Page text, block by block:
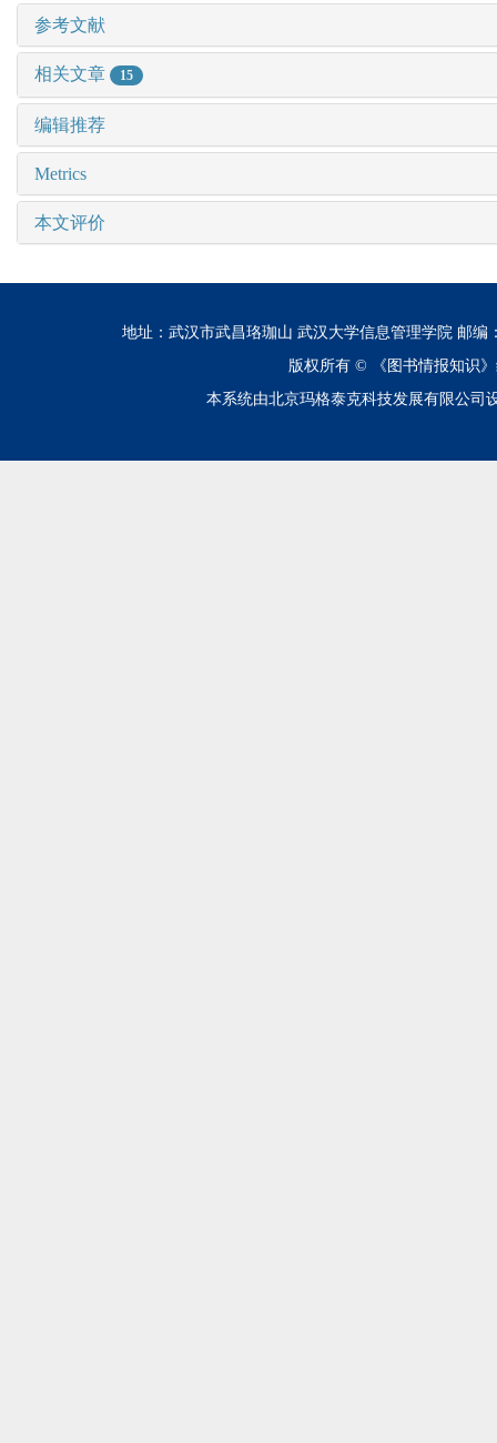
参考文献
相关文章 15
编辑推荐
Metrics
本文评价
地址：武汉市武昌珞珈山 武汉大学信息管理学院 邮编
版权所有 ©
《图书情报知识
本系统由北京玛格泰克科技发展有限公司